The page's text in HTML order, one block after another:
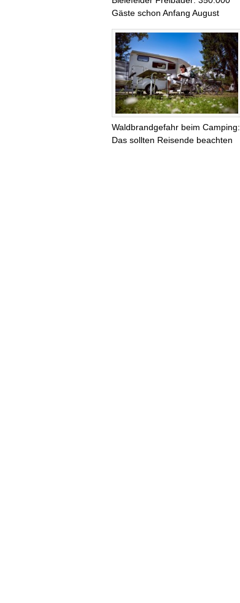
Gäste schon Anfang August
Waldbrandgefahr beim Camping:
Das sollten Reisende beachten